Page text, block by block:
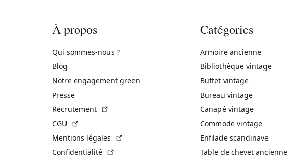
À propos
Qui sommes-nous ?
Blog
Notre engagement green
Presse
Recrutement
CGU
Mentions légales
Confidentialité
Catégories
Armoire ancienne
Bibliothèque vintage
Buffet vintage
Bureau vintage
Canapé vintage
Commode vintage
Enfilade scandinave
Table de chevet ancienne